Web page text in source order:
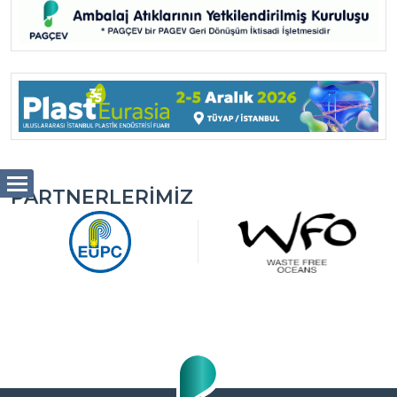
PARTNERLERIMIZ